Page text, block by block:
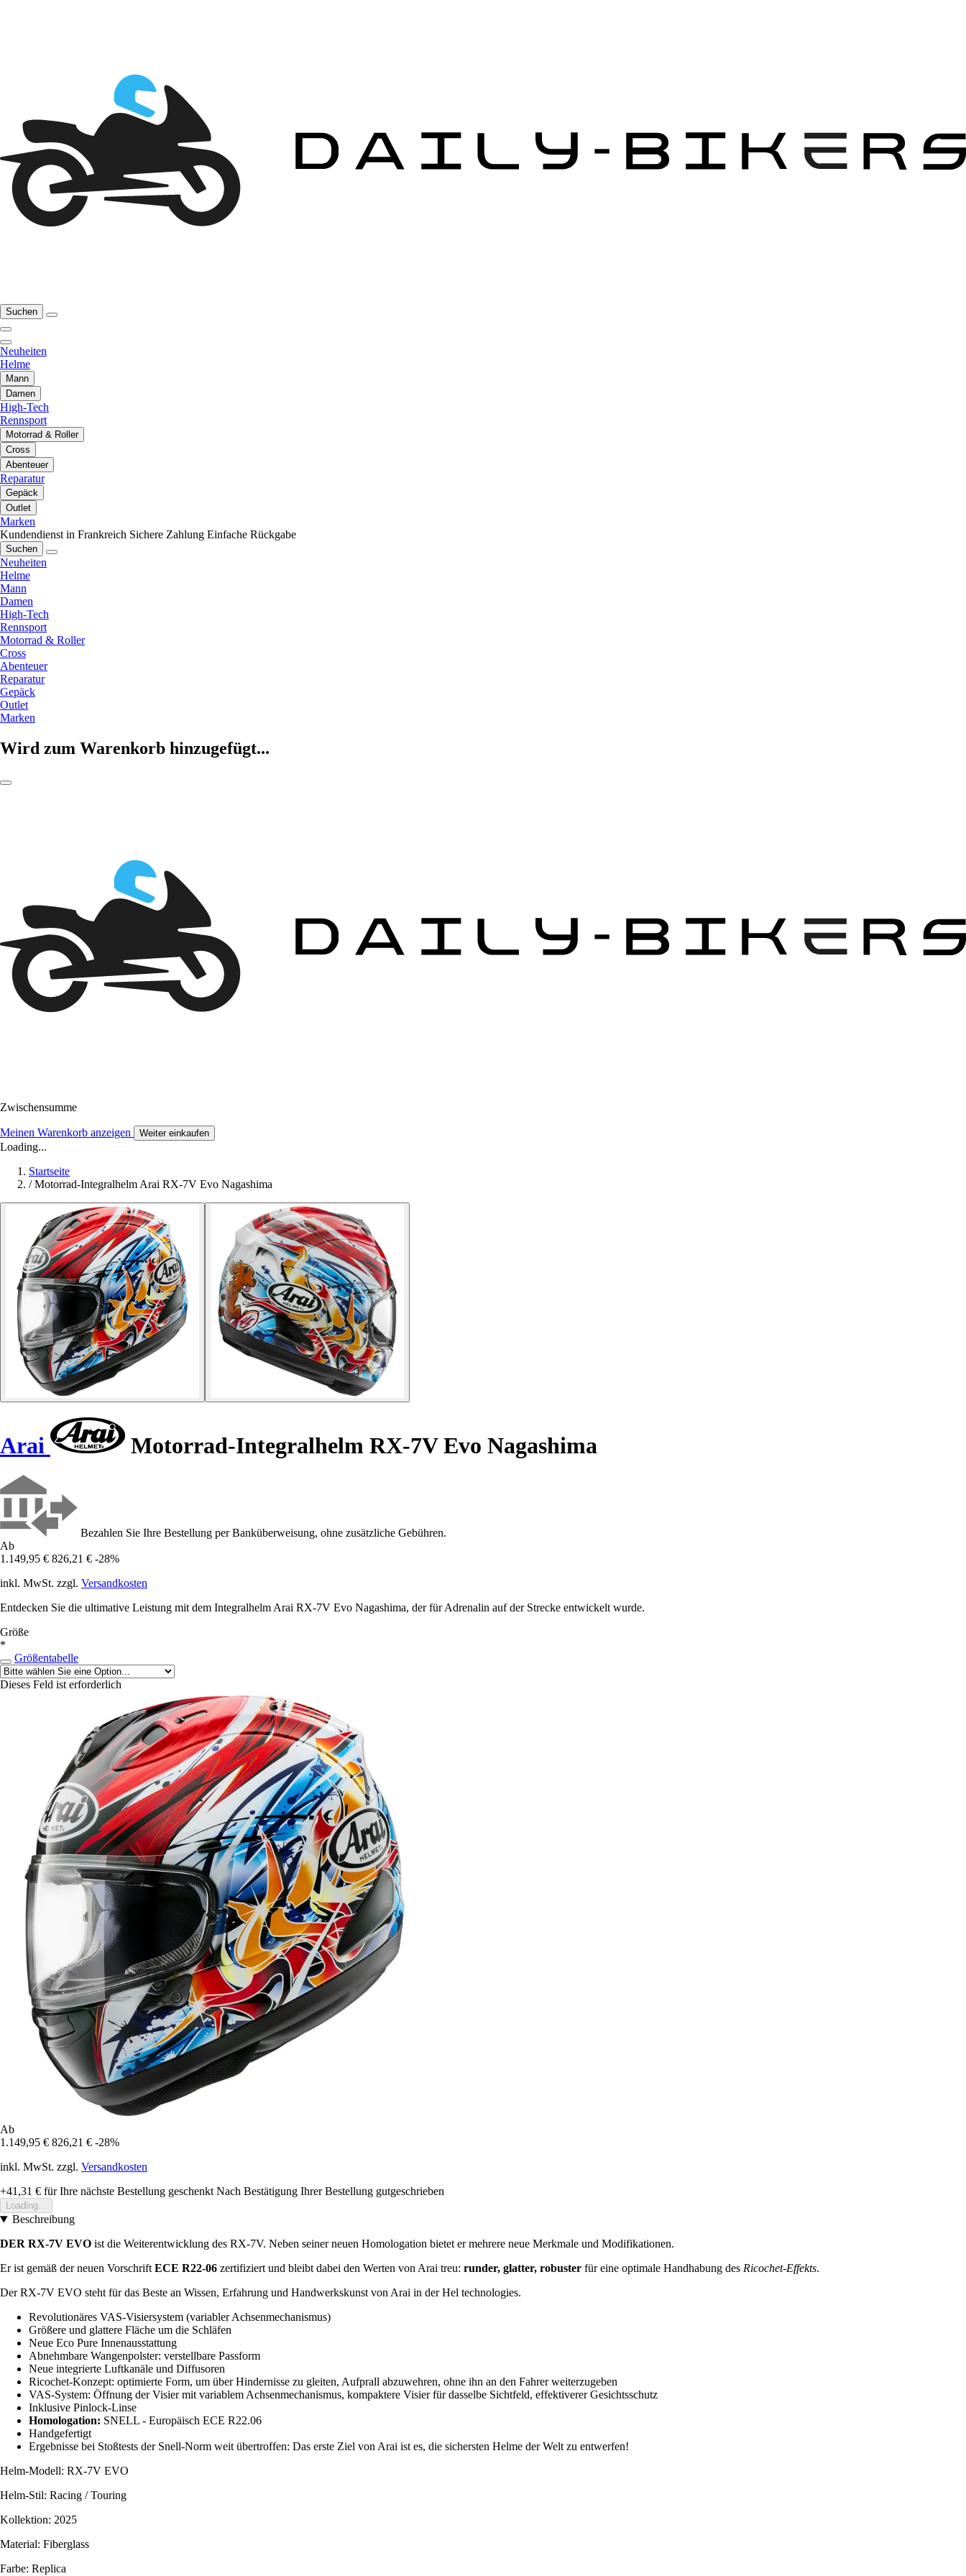
Suchen
Neuheiten
Helme
Mann
Damen
High-Tech
Rennsport
Motorrad & Roller
Cross
Abenteuer
Reparatur
Gepäck
Outlet
Marken
Kundendienst in Frankreich Sichere Zahlung Einfache Rückgabe
Suchen
Neuheiten
Helme
Mann
Damen
High-Tech
Rennsport
Motorrad & Roller
Cross
Abenteuer
Reparatur
Gepäck
Outlet
Marken
Wird zum Warenkorb hinzugefügt...
Zwischensumme
Meinen Warenkorb anzeigen Weiter einkaufen
Loading...
Startseite
/ Motorrad-Integralhelm Arai RX-7V Evo Nagashima
Arai Motorrad-Integralhelm RX-7V Evo Nagashima
Bezahlen Sie Ihre Bestellung per Banküberweisung, ohne zusätzliche Gebühren.
Ab
1.149,95 € 826,21 € -28%
inkl. MwSt. zzgl. Versandkosten
Entdecken Sie die ultimative Leistung mit dem Integralhelm Arai RX-7V Evo Nagashima, der für Adrenalin auf der Strecke entwickelt wurde.
Größe
*
Größentabelle
Dieses Feld ist erforderlich
Ab
1.149,95 € 826,21 € -28%
inkl. MwSt. zzgl. Versandkosten
+41,31 € für Ihre nächste Bestellung geschenkt Nach Bestätigung Ihrer Bestellung gutgeschrieben
Loading...
Beschreibung
DER RX-7V EVO ist die Weiterentwicklung des RX-7V. Neben seiner neuen Homologation bietet er mehrere neue Merkmale und Modifikationen.
Er ist gemäß der neuen Vorschrift ECE R22-06 zertifiziert und bleibt dabei den Werten von Arai treu: runder, glatter, robuster für eine optimale Handhabung des Ricochet-Effekts.
Der RX-7V EVO steht für das Beste an Wissen, Erfahrung und Handwerkskunst von Arai in der Hel technologies.
Revolutionäres VAS-Visiersystem (variabler Achsenmechanismus)
Größere und glattere Fläche um die Schläfen
Neue Eco Pure Innenausstattung
Abnehmbare Wangenpolster: verstellbare Passform
Neue integrierte Luftkanäle und Diffusoren
Ricochet-Konzept: optimierte Form, um über Hindernisse zu gleiten, Aufprall abzuwehren, ohne ihn an den Fahrer weiterzugeben
VAS-System: Öffnung der Visier mit variablem Achsenmechanismus, kompaktere Visier für dasselbe Sichtfeld, effektiverer Gesichtsschutz
Inklusive Pinlock-Linse
Homologation: SNELL - Europäisch ECE R22.06
Handgefertigt
Ergebnisse bei Stoßtests der Snell-Norm weit übertroffen: Das erste Ziel von Arai ist es, die sichersten Helme der Welt zu entwerfen!
Helm-Modell: RX-7V EVO
Helm-Stil: Racing / Touring
Kollektion: 2025
Material: Fiberglass
Farbe: Replica